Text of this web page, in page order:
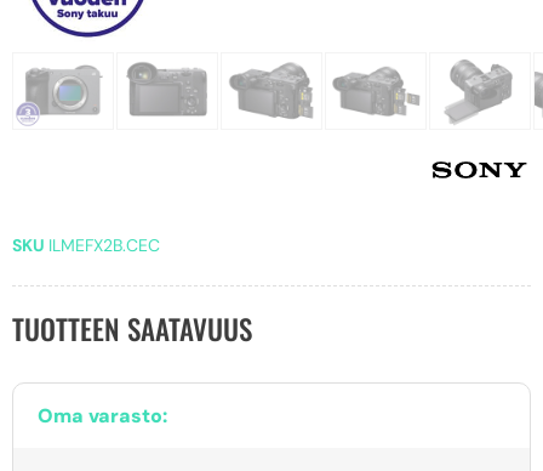
SKU ILMEFX2B.CEC
TUOTTEEN SAATAVUUS
Oma varasto: